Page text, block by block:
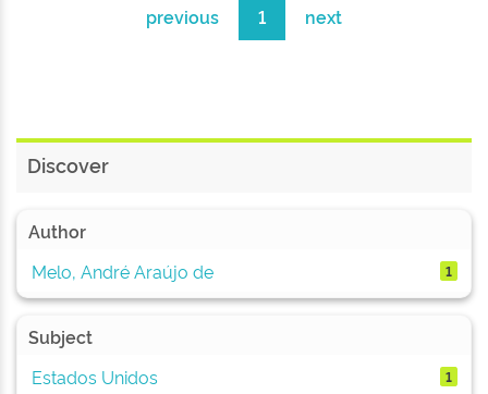
previous 1 next
Discover
Author
Melo, André Araújo de
1
Subject
Estados Unidos
1